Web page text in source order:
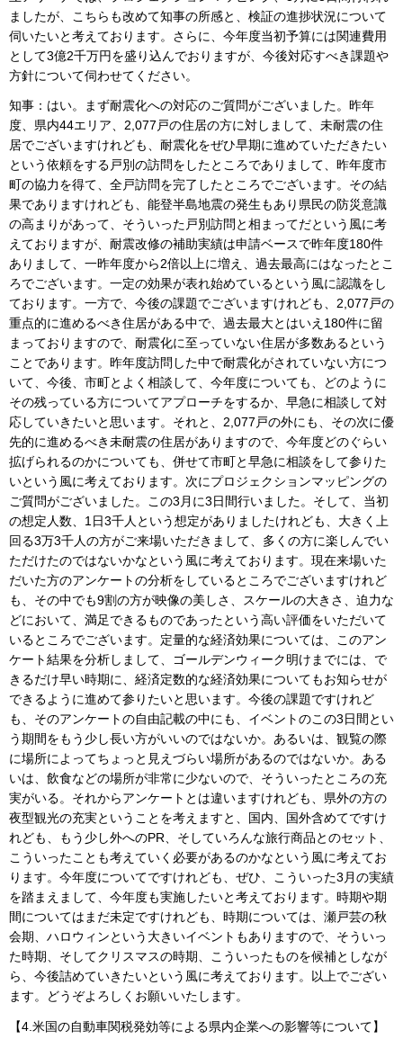
ましたが、こちらも改めて知事の所感と、検証の進捗状況について
伺いたいと考えております。さらに、今年度当初予算には関連費用
として3億2千万円を盛り込んでおりますが、今後対応すべき課題や
方針について伺わせてください。
知事：はい。まず耐震化への対応のご質問がございました。昨年
度、県内44エリア、2,077戸の住居の方に対しまして、未耐震の住
居でございますけれども、耐震化をぜひ早期に進めていただきたい
という依頼をする戸別の訪問をしたところでありまして、昨年度市
町の協力を得て、全戸訪問を完了したところでございます。その結
果でありますけれども、能登半島地震の発生もあり県民の防災意識
の高まりがあって、そういった戸別訪問と相まってだという風に考
えておりますが、耐震改修の補助実績は申請ベースで昨年度180件
ありまして、一昨年度から2倍以上に増え、過去最高にはなったとこ
ろでございます。一定の効果が表れ始めているという風に認識をし
ております。一方で、今後の課題でございますけれども、2,077戸の
重点的に進めるべき住居がある中で、過去最大とはいえ180件に留
まっておりますので、耐震化に至っていない住居が多数あるという
ことであります。昨年度訪問した中で耐震化がされていない方につ
いて、今後、市町とよく相談して、今年度についても、どのように
その残っている方についてアプローチをするか、早急に相談して対
応していきたいと思います。それと、2,077戸の外にも、その次に優
先的に進めるべき未耐震の住居がありますので、今年度どのぐらい
拡げられるのかについても、併せて市町と早急に相談をして参りた
いという風に考えております。次にプロジェクションマッピングの
ご質問がございました。この3月に3日間行いました。そして、当初
の想定人数、1日3千人という想定がありましたけれども、大きく上
回る3万3千人の方がご来場いただきまして、多くの方に楽しんでい
ただけたのではないかなという風に考えております。現在来場いた
だいた方のアンケートの分析をしているところでございますけれど
も、その中でも9割の方が映像の美しさ、スケールの大きさ、迫力な
どにおいて、満足できるものであったという高い評価をいただいて
いるところでございます。定量的な経済効果については、このアン
ケート結果を分析しまして、ゴールデンウィーク明けまでには、で
きるだけ早い時期に、経済定数的な経済効果についてもお知らせが
できるように進めて参りたいと思います。今後の課題ですけれど
も、そのアンケートの自由記載の中にも、イベントのこの3日間とい
う期間をもう少し長い方がいいのではないか。あるいは、観覧の際
に場所によってちょっと見えづらい場所があるのではないか。ある
いは、飲食などの場所が非常に少ないので、そういったところの充
実がいる。それからアンケートとは違いますけれども、県外の方の
夜型観光の充実ということを考えますと、国内、国外含めてですけ
れども、もう少し外へのPR、そしていろんな旅行商品とのセット、
こういったことも考えていく必要があるのかなという風に考えてお
ります。今年度についてですけれども、ぜひ、こういった3月の実績
を踏まえまして、今年度も実施したいと考えております。時期や期
間についてはまだ未定ですけれども、時期については、瀬戸芸の秋
会期、ハロウィンという大きいイベントもありますので、そういっ
た時期、そしてクリスマスの時期、こういったものを候補としなが
ら、今後詰めていきたいという風に考えております。以上でござい
ます。どうぞよろしくお願いいたします。
【4.米国の自動車関税発効等による県内企業への影響等について】